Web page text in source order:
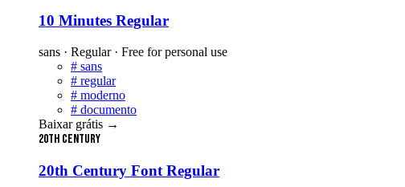
10 Minutes Regular
sans · Regular · Free for personal use
# sans
# regular
# moderno
# documento
Baixar grátis →
20th Century
20th Century Font Regular